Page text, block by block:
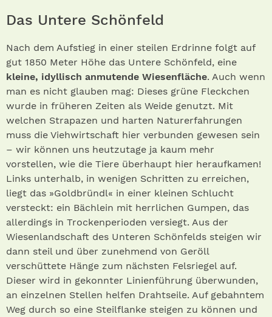
Das Untere Schönfeld
Nach dem Aufstieg in einer steilen Erdrinne folgt auf
gut 1850 Meter Höhe das Untere Schönfeld, eine
kleine, idyllisch anmutende Wiesenfläche. Auch wenn
man es nicht glauben mag: Dieses grüne Fleckchen
wurde in früheren Zeiten als Weide genutzt. Mit
welchen Strapazen und harten Naturerfahrungen
muss die Viehwirtschaft hier verbunden gewesen sein
– wir können uns heutzutage ja kaum mehr
vorstellen, wie die Tiere überhaupt hier heraufkamen!
Links unterhalb, in wenigen Schritten zu erreichen,
liegt das »Goldbründl« in einer kleinen Schlucht
versteckt: ein Bächlein mit herrlichen Gumpen, das
allerdings in Trockenperioden versiegt. Aus der
Wiesenlandschaft des Unteren Schönfelds steigen wir
dann steil und über zunehmend von Geröll
verschüttete Hänge zum nächsten Felsriegel auf.
Dieser wird in gekonnter Linienführung überwunden,
an einzelnen Stellen helfen Drahtseile. Auf gebahntem
Weg durch so eine Steilflanke steigen zu können und